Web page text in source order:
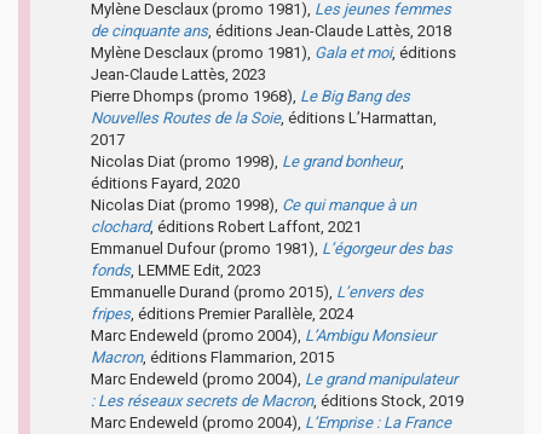
Mylène Desclaux (promo 1981), Les jeunes femmes
de cinquante ans, éditions Jean-Claude Lattès, 2018
Mylène Desclaux (promo 1981), Gala et moi, éditions
Jean-Claude Lattès, 2023
Pierre Dhomps (promo 1968), Le Big Bang des
Nouvelles Routes de la Soie, éditions L’Harmattan,
2017
Nicolas Diat (promo 1998), Le grand bonheur,
éditions Fayard, 2020
Nicolas Diat (promo 1998), Ce qui manque à un
clochard, éditions Robert Laffont, 2021
Emmanuel Dufour (promo 1981), L’égorgeur des bas
fonds, LEMME Edit, 2023
Emmanuelle Durand (promo 2015), L’envers des
fripes, éditions Premier Parallèle, 2024
Marc Endeweld (promo 2004), L’Ambigu Monsieur
Macron, éditions Flammarion, 2015
Marc Endeweld (promo 2004), Le grand manipulateur
: Les réseaux secrets de Macron, éditions Stock, 2019
Marc Endeweld (promo 2004), L’Emprise : La France